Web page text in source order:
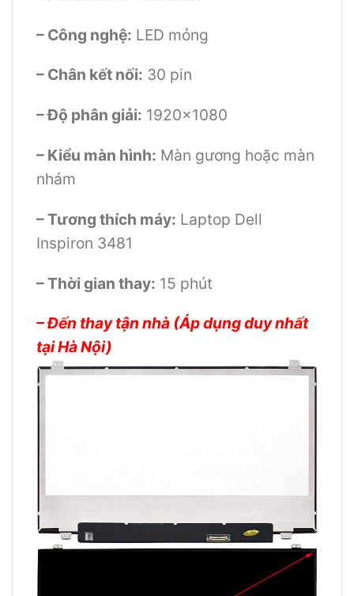
– Công nghệ: LED mỏng
– Chân kết nối: 30 pin
– Độ phân giải: 1920×1080
– Kiểu màn hình: Màn gương hoặc màn
nhám
– Tương thích máy: Laptop Dell
Inspiron 3481
– Thời gian thay: 15 phút
– Đến thay tận nhà (Áp dụng duy nhất
tại Hà Nội)